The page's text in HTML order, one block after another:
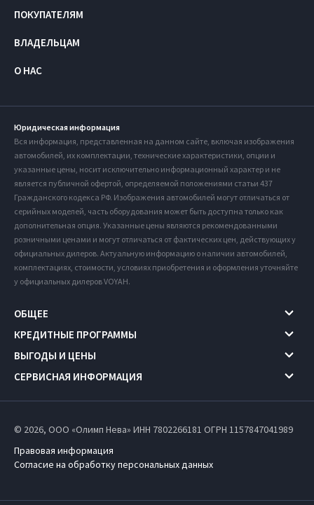
ПОКУПАТЕЛЯМ
ВЛАДЕЛЬЦАМ
О НАС
Юридическая информация
Вся информация, представленная на данном сайте, включая изображения
автомобилей, их комплектации, технические характеристики, опции и
указанные цены, носит исключительно информационный характер и не
является публичной офертой, определяемой положениями статьи 437
Гражданского кодекса РФ. Изображения автомобилей могут отличаться от
серийных моделей, часть оборудования может быть доступна только как
дополнительная опция. Указанные цены являются рекомендованными
розничными ценами и могут отличаться от фактических цен, действующих у
официальных дилеров. Актуальную информацию о наличии автомобилей,
комплектациях, стоимости, условиях приобретения и оформления уточняйте
у официальных дилеров VOYAH.
ОБЩЕЕ
КРЕДИТНЫЕ ПРОГРАММЫ
ВЫГОДЫ И ЦЕНЫ
СЕРВИСНАЯ ИНФОРМАЦИЯ
© 2026, ООО «Олимп Нева» ИНН 7802266181 ОГРН 1157847041989
Правовая информация
Согласие на обработку персональных данных